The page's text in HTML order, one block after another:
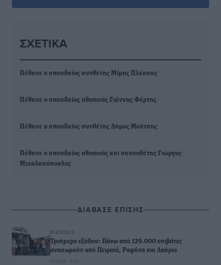
ΣΧΕΤΙΚΆ
Πέθανε ο σπουδαίος συνθέτης Μίμης Πλέσσας
Πέθανε ο σπουδαίος ηθοποιός Γιάννης Φέρτης
Πέθανε ο σπουδαίος συνθέτης Δήμος Μούτσης
Πέθανε ο σπουδαίος ηθοποιός και σκηνοθέτης Γιώργος
Μιχαλακόπουλος
ΔΙΑΒΑΣΕ ΕΠΙΣΗΣ
ΕΙΔΉΣΕΙΣ
Τριήμερο εξόδου: Πάνω από 129.000 επιβάτες
αναχωρούν από Πειραιά, Ραφήνα και Λαύριο
07.08.26 · 18:45